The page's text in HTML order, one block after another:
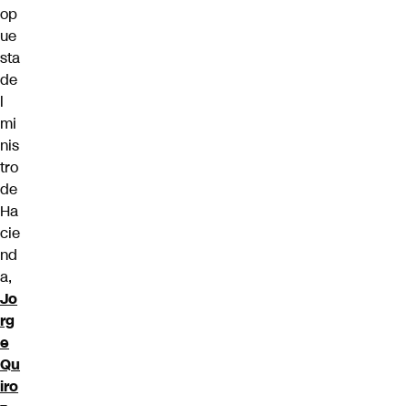
op
ue
sta
de
l
mi
nis
tro
de
Ha
cie
nd
a,
Jo
rg
e
Qu
iro